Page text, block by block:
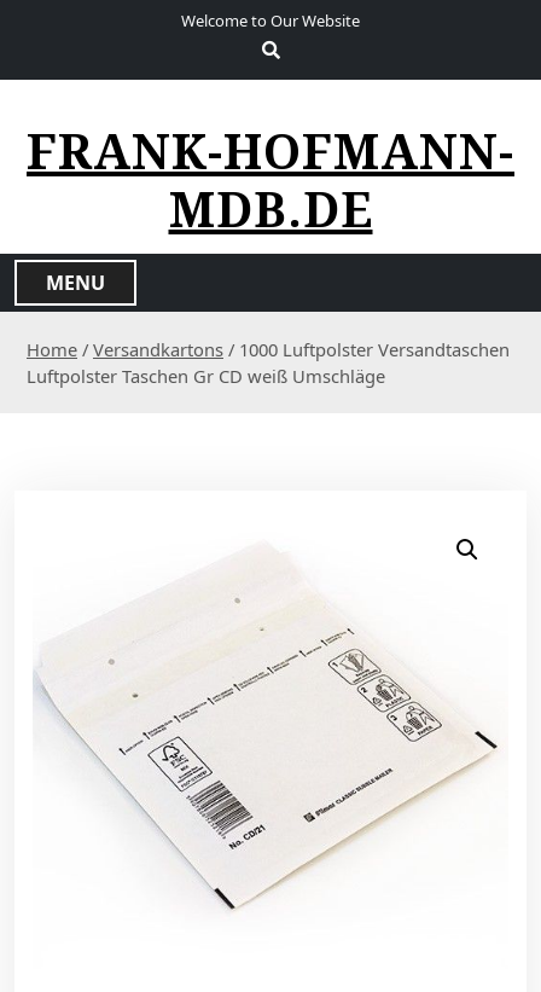
Welcome to Our Website
FRANK-HOFMANN-
MDB.DE
MENU
Home / Versandkartons / 1000 Luftpolster Versandtaschen
Luftpolster Taschen Gr CD weiß Umschläge